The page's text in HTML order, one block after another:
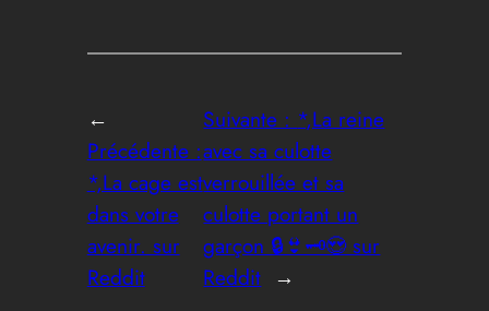
←
Précédente :
*,La cage est
dans votre
avenir. sur
Reddit
Suivante : *,La reine
avec sa culotte
verrouillée et sa
culotte portant un
garçon 🔒👙🗝️😍 sur
Reddit →